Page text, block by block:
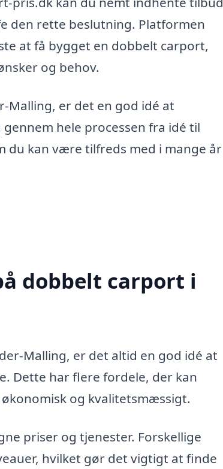
den rette beslutning. Platformen
at få bygget en dobbelt carport,
og behov.
Malling, er det en god idé at
hele processen fra idé til
du kan være tilfreds med i mange år
dobbelt carport i
Malling, er det altid en god idé at
Dette har flere fordele, der kan
og kvalitetsmæssigt.
priser og tjenester. Forskellige
hvilket gør det vigtigt at finde